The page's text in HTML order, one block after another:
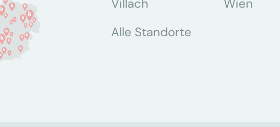
Villach
Wien
Alle Standorte